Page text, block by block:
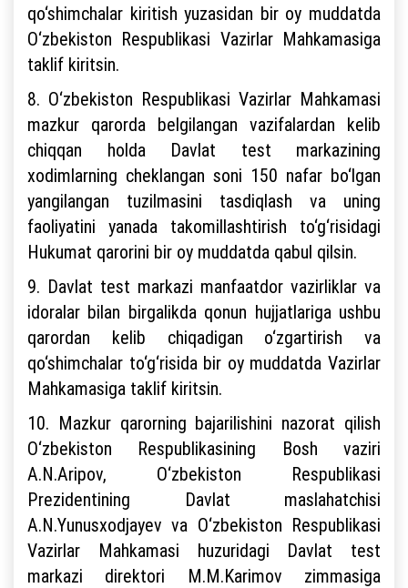
qo‘shimchalar kiritish yuzasidan bir oy muddatda
O‘zbekiston Respublikasi Vazirlar Mahkamasiga
taklif kiritsin.
8. O‘zbekiston Respublikasi Vazirlar Mahkamasi
mazkur qarorda belgilangan vazifalardan kelib
chiqqan holda Davlat test markazining
xodimlarning cheklangan soni 150 nafar bo‘lgan
yangilangan tuzilmasini tasdiqlash va uning
faoliyatini yanada takomillashtirish to‘g‘risidagi
Hukumat qarorini bir oy muddatda qabul qilsin.
9. Davlat test markazi manfaatdor vazirliklar va
idoralar bilan birgalikda qonun hujjatlariga ushbu
qarordan kelib chiqadigan o‘zgartirish va
qo‘shimchalar to‘g‘risida bir oy muddatda Vazirlar
Mahkamasiga taklif kiritsin.
10. Mazkur qarorning bajarilishini nazorat qilish
O‘zbekiston Respublikasining Bosh vaziri
A.N.Aripov, O‘zbekiston Respublikasi
Prezidentining Davlat maslahatchisi
A.N.Yunusxodjayev va O‘zbekiston Respublikasi
Vazirlar Mahkamasi huzuridagi Davlat test
markazi direktori M.M.Karimov zimmasiga